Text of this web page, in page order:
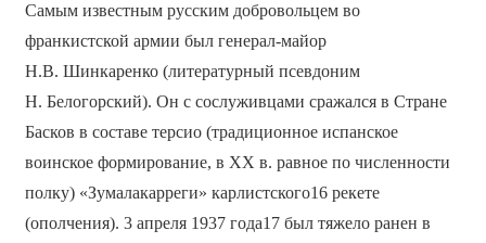
Самым известным русским добровольцем во
франкистской армии был генерал-майор
Н.В. Шинкаренко (литературный псевдоним
Н. Белогорский). Он с сослуживцами сражался в Стране
Басков в составе терсио (традиционное испанское
воинское формирование, в ХХ в. равное по численности
полку) «Зумалакарреги» карлистского16 рекете
(ополчения). 3 апреля 1937 года17 был тяжело ранен в